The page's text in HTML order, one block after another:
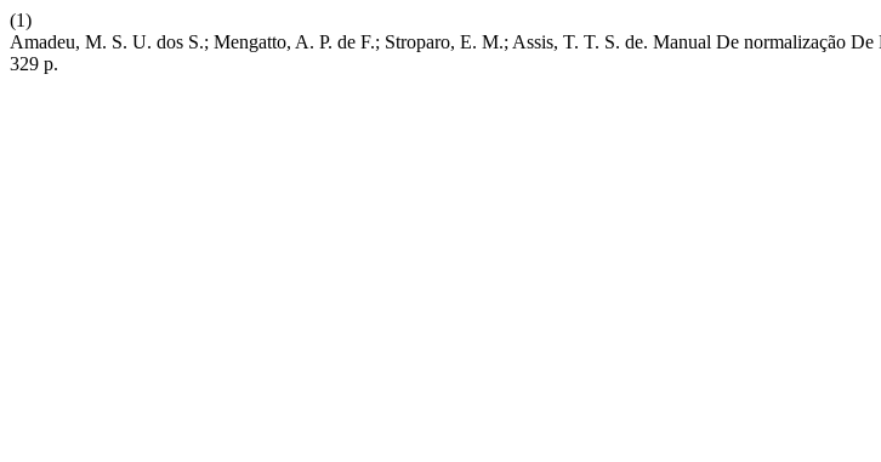
(1)
Amadeu, M. S. U. dos S.; Mengatto, A. P. de F.; Stroparo, E. M.; Assis, T. T. S. de. Manual De normalização
329 p.